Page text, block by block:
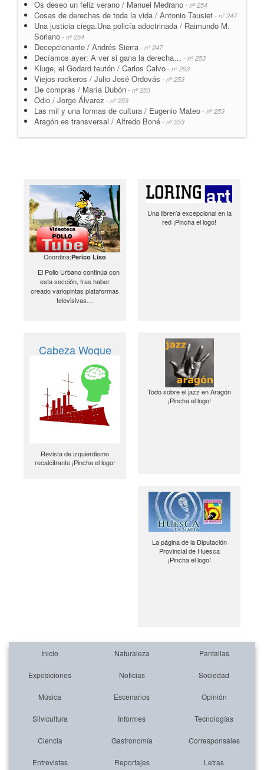
Os deseo un feliz verano / Manuel Medrano - nº 254
Cosas de derechas de toda la vida / Antonio Tausiet - nº 247
Una justicia ciega.Una policía adoctrinada / Raimundo M.
Soriano - nº 254
Decepcionante / Andrés Sierra - nº 247
Decíamos ayer: A ver si gana la derecha… - nº 253
Kluge, el Godard teutón / Carlos Calvo - nº 253
Viejos rockeros / Julio José Ordovás - nº 253
De compras / María Dubón - nº 253
Odio / Jorge Álvarez - nº 253
Las mil y una formas de cultura / Eugenio Mateo - nº 253
Aragón es transversal / Alfredo Boné - nº 253
Coordina:Perico Liso
El Pollo Urbano continúa con
esta sección, tras haber
creado variopintas plataformas
televisivas…
Una librería excepcional en la
red ¡Pincha el logo!
Cabeza Woque
Revista de izquierdismo
recalcitrante ¡Pincha el logo!
Todo sobre el jazz en Aragón
¡Pincha el logo!
La página de la Diputación
Provincial de Huesca
¡Pincha el logo!
Inicio Naturaleza Pantallas
Exposiciones Noticias Sociedad
Música Escenarios Opinión
Silvicultura Informes Tecnologías
Ciencia Gastronomía Corresponsales
Entrevistas Reportajes Letras